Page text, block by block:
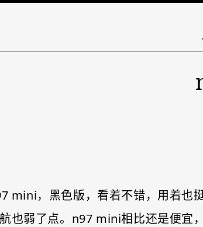
mini，黑色版，看着不错，用着也
也弱了点。n97 mini相比还是便宜